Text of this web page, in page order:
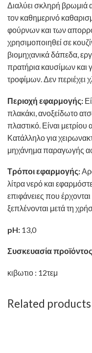
Διαλύει σκληρή βρωμιά
τον καθημερινό
φούρνων και των
χρησιμοποιηθεί σε
βιομηχανικά δάπεδα,
πρατήρια καυσίμων και
τροφίμων. Δεν περιέχει
Περιοχή εφαρμογής:
πλακάκι, ανοξείδωτο
πλαστικό. Είναι
Κατάλληλο για
μηχάνημα παραγωγής
Τρόποι εφαρμογής:
λίτρα νερό και
επιφάνειες που
ξεπλένονται μετά τη
pH: 13,0
Συσκευασία
κιβωτιο : 12τεμ
Related products